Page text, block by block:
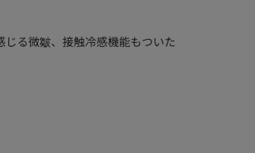
る微皺、接触冷感機能もついた